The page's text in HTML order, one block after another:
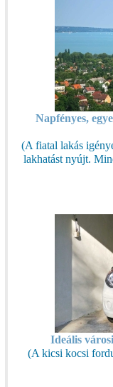
Napfényes,
(A fiatal lakás
lakhatást nyújt.
Ideális
(A kicsi kocsi